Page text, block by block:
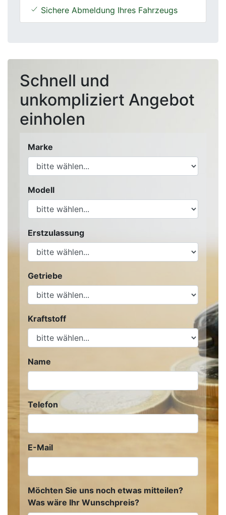
Sichere Abmeldung Ihres Fahrzeugs
Schnell und
unkompliziert Angebot
einholen
Marke
Modell
Erstzulassung
Getriebe
Kraftstoff
Name
Telefon
E-Mail
Möchten Sie uns noch etwas mitteilen?
Was wäre Ihr Wunschpreis?